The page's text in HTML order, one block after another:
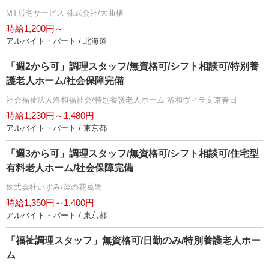
MT居宅サービス 株式会社/大曲椿
時給1,200円～
アルバイト・パート / 北海道
「週2から可」調理スタッフ/無資格可/シフト相談可/特別養
護老人ホーム/社会保障完備
社会福祉法人洛和福祉会/特別養護老人ホーム 洛和ヴィラ文京春日
時給1,230円～1,480円
アルバイト・パート / 東京都
「週3から可」調理スタッフ/無資格可/シフト相談可/住宅型
有料老人ホーム/社会保障完備
株式会社いずみ/菜の花葛飾
時給1,350円～1,400円
アルバイト・パート / 東京都
「福祉調理スタッフ」無資格可/日勤のみ/特別養護老人ホー
ム